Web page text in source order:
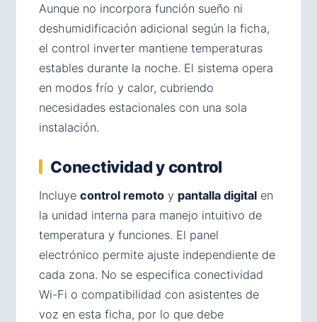
Aunque no incorpora función sueño ni
deshumidificación adicional según la ficha,
el control inverter mantiene temperaturas
estables durante la noche. El sistema opera
en modos frío y calor, cubriendo
necesidades estacionales con una sola
instalación.
Conectividad y control
Incluye control remoto y pantalla digital en
la unidad interna para manejo intuitivo de
temperatura y funciones. El panel
electrónico permite ajuste independiente de
cada zona. No se especifica conectividad
Wi-Fi o compatibilidad con asistentes de
voz en esta ficha, por lo que debe